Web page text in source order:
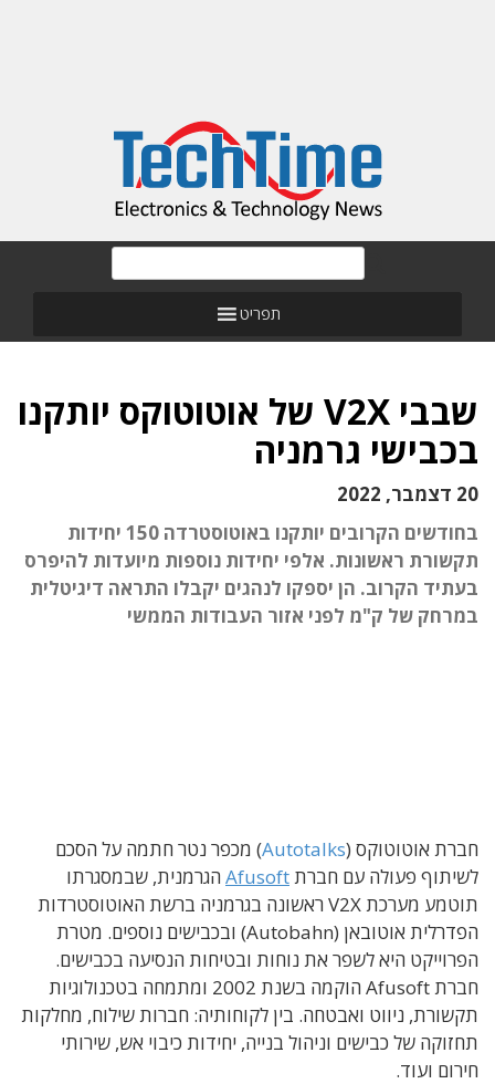
תפריט
שבבי V2X של אוטוטוקס יותקנו
בכבישי גרמניה
20 דצמבר, 2022
בחודשים הקרובים יותקנו באוטוסטרדה 150 יחידות
תקשורת ראשונות. אלפי יחידות נוספות מיועדות להיפרס
בעתיד הקרוב. הן יספקו לנהגים יקבלו התראה דיגיטלית
במרחק של ק"מ לפני אזור העבודות הממשי
חברת אוטוטוקס (Autotalks) מכפר נטר חתמה על הסכם
לשיתוף פעולה עם חברת Afusoft הגרמנית, שבמסגרתו
תוטמע מערכת V2X ראשונה בגרמניה ברשת האוטוסטרדות
הפדרלית אוטובאן (Autobahn) ובכבישים נוספים. מטרת
הפרוייקט היא לשפר את נוחות ובטיחות הנסיעה בכבישים.
חברת Afusoft הוקמה בשנת 2002 ומתמחה בטכנולוגיות
תקשורת, ניווט ואבטחה. בין לקוחותיה: חברות שילוח, מחלקות
תחזוקה של כבישים וניהול בנייה, יחידות כיבוי אש, שירותי
חירום ועוד.